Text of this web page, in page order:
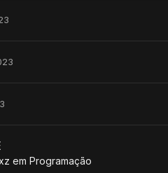
em Programação